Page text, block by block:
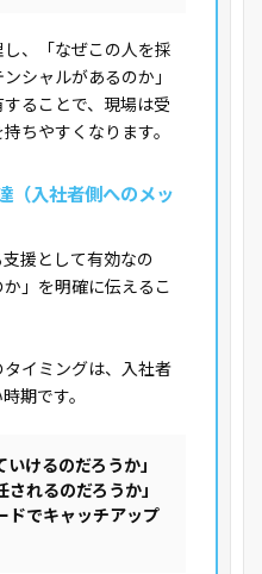
、「なぜこの人を採
シャルがあるのか」
ることで、現場は受
ちやすくなります。
入社者側へのメッ
援として有効なの
」を明確に伝えるこ
イミングは、入社者
期です。
けるのだろうか」
れるのだろうか」
ドでキャッチアップ